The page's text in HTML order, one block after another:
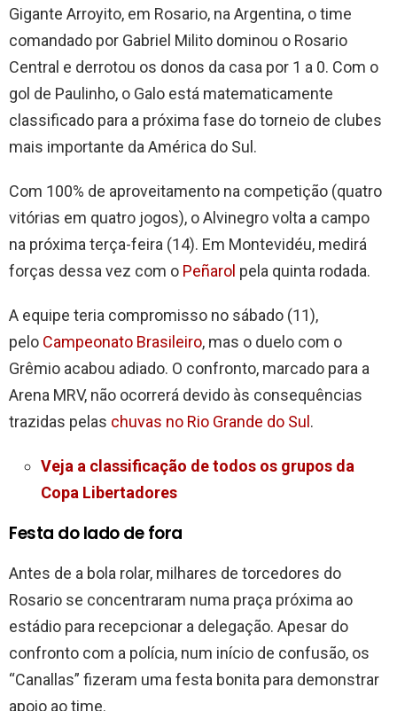
Gigante Arroyito, em Rosario, na Argentina, o time
comandado por Gabriel Milito dominou o Rosario
Central e derrotou os donos da casa por 1 a 0. Com o
gol de Paulinho, o Galo está matematicamente
classificado para a próxima fase do torneio de clubes
mais importante da América do Sul.
Com 100% de aproveitamento na competição (quatro
vitórias em quatro jogos), o Alvinegro volta a campo
na próxima terça-feira (14). Em Montevidéu, medirá
forças dessa vez com o Peñarol pela quinta rodada.
A equipe teria compromisso no sábado (11),
pelo Campeonato Brasileiro, mas o duelo com o
Grêmio acabou adiado. O confronto, marcado para a
Arena MRV, não ocorrerá devido às consequências
trazidas pelas chuvas no Rio Grande do Sul .
Veja a classificação de todos os grupos da
Copa Libertadores
Festa do lado de fora
Antes de a bola rolar, milhares de torcedores do
Rosario se concentraram numa praça próxima ao
estádio para recepcionar a delegação. Apesar do
confronto com a polícia, num início de confusão, os
“Canallas” fizeram uma festa bonita para demonstrar
apoio ao time.